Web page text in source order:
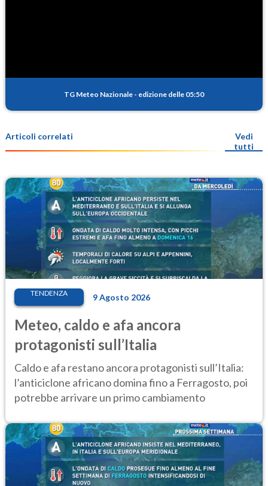
TG Meteo Nazionale - edizione delle 05:50
Articoli correlati
Vedi
tutti
TENDENZA 9 Agosto 2026
Meteo, caldo e afa ancora
protagonisti sull’Italia
Caldo e afa restano ancora protagonisti sull’Italia:
l’anticiclone africano domina fino a Ferragosto, poi
potrebbe arrivare un primo cambiamento